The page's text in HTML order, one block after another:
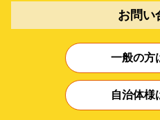
お問い
一般の方
自治体様